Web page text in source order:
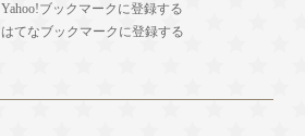
Yahoo!ブックマークに登録する
はてなブックマークに登録する